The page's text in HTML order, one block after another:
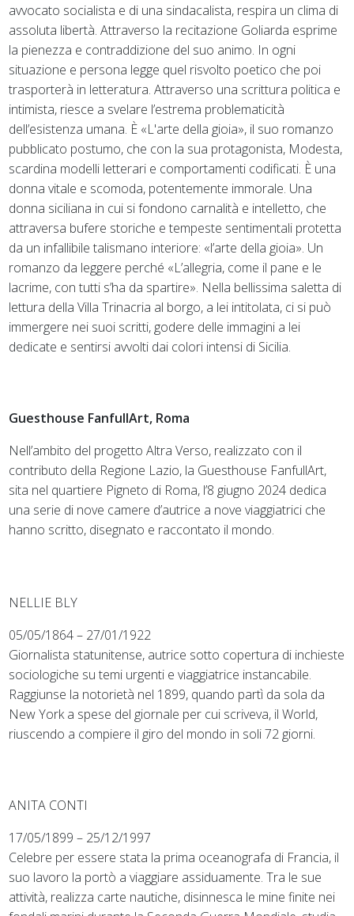
avvocato socialista e di una sindacalista, respira un clima di
assoluta libertà. Attraverso la recitazione Goliarda esprime
la pienezza e contraddizione del suo animo. In ogni
situazione e persona legge quel risvolto poetico che poi
trasporterà in letteratura. Attraverso una scrittura politica e
intimista, riesce a svelare l’estrema problematicità
dell’esistenza umana. È «L'arte della gioia», il suo romanzo
pubblicato postumo, che con la sua protagonista, Modesta,
scardina modelli letterari e comportamenti codificati. È una
donna vitale e scomoda, potentemente immorale. Una
donna siciliana in cui si fondono carnalità e intelletto, che
attraversa bufere storiche e tempeste sentimentali protetta
da un infallibile talismano interiore: «l’arte della gioia». Un
romanzo da leggere perché «L’allegria, come il pane e le
lacrime, con tutti s’ha da spartire». Nella bellissima saletta di
lettura della Villa Trinacria al borgo, a lei intitolata, ci si può
immergere nei suoi scritti, godere delle immagini a lei
dedicate e sentirsi avvolti dai colori intensi di Sicilia.
Guesthouse FanfullArt, Roma
Nell’ambito del progetto Altra Verso, realizzato con il
contributo della Regione Lazio, la Guesthouse FanfullArt,
sita nel quartiere Pigneto di Roma, l’8 giugno 2024 dedica
una serie di nove camere d’autrice a nove viaggiatrici che
hanno scritto, disegnato e raccontato il mondo.
NELLIE BLY
05/05/1864 – 27/01/1922
Giornalista statunitense, autrice sotto copertura di inchieste
sociologiche su temi urgenti e viaggiatrice instancabile.
Raggiunse la notorietà nel 1899, quando partì da sola da
New York a spese del giornale per cui scriveva, il World,
riuscendo a compiere il giro del mondo in soli 72 giorni.
ANITA CONTI
17/05/1899 – 25/12/1997
Celebre per essere stata la prima oceanografa di Francia, il
suo lavoro la portò a viaggiare assiduamente. Tra le sue
attività, realizza carte nautiche, disinnesca le mine finite nei